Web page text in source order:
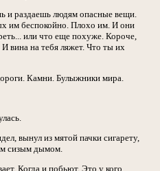
и раздаешь людям опасные вещи.
им беспокойно. Плохо им. И они
или что еще похуже. Короче,
вина на тебя ляжет. Что ты их
Камни. Булыжники мира.
вынул из мятой пачки сигарету,
сизым дымом.
Когда и побьют. Это у кого